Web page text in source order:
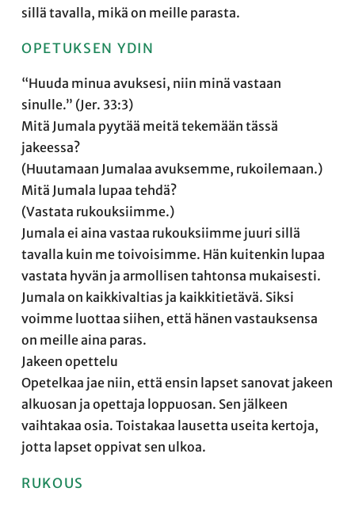
sillä tavalla, mikä on meille parasta.
OPETUKSEN YDIN
“Huuda minua avuksesi, niin minä vastaan
sinulle.” (Jer. 33:3)
Mitä Jumala pyytää meitä tekemään tässä
jakeessa?
(Huutamaan Jumalaa avuksemme, rukoilemaan.)
Mitä Jumala lupaa tehdä?
(Vastata rukouksiimme.)
Jumala ei aina vastaa rukouksiimme juuri sillä
tavalla kuin me toivoisimme. Hän kuitenkin lupaa
vastata hyvän ja armollisen tahtonsa mukaisesti.
Jumala on kaikkivaltias ja kaikkitietävä. Siksi
voimme luottaa siihen, että hänen vastauksensa
on meille aina paras.
Jakeen opettelu
Opetelkaa jae niin, että ensin lapset sanovat jakeen
alkuosan ja opettaja loppuosan. Sen jälkeen
vaihtakaa osia. Toistakaa lausetta useita kertoja,
jotta lapset oppivat sen ulkoa.
RUKOUS